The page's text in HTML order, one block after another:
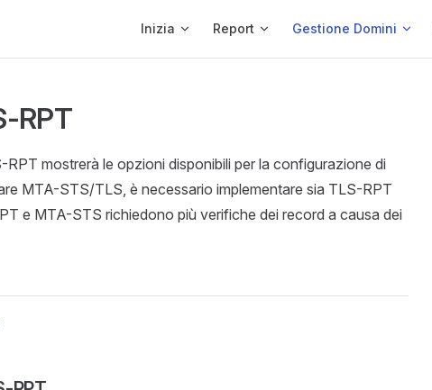
Inizia Report Gestione Domini
RPT
mostrerà le opzioni disponibili per la configurazione di
MTA-STS/TLS, è necessario implementare sia TLS-RPT
e MTA-STS richiedono più verifiche dei record a causa dei